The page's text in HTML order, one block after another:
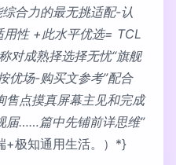
合力的最无挑适配-认
用性 +此水平优选= TCL
对成熟择选择无忧“旗舰
优场-购买文参考”配合
售点摸真屏幕主见和完成
届……篇中先铺前详思维”
+极知通用生活。）*}